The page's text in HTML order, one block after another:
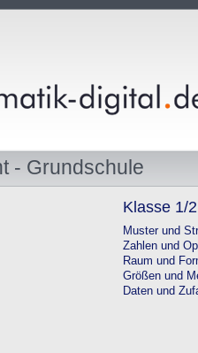
- Grundschule
Klasse 1/2
Muster und
Zahlen und
Raum und
Größen und
Daten und